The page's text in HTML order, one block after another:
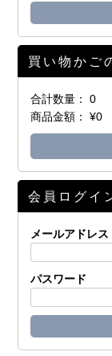
買い物かご
合計数量：0
商品金額：¥0
会員ログイ
メールアドレス
パスワード